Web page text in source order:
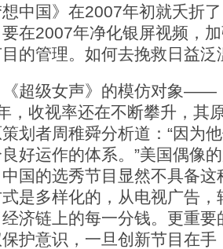
想中国》在2007年初就夭折
在2007年净化银屏视频，
的管理。如何去挽救日益泛
级女声》的模仿对象——
，收视率还在不断攀升，其
划者周稚舜分析道：“因为
好运作的体系。”美国偶像
国的选秀节目显然不具备
是多样化的，从电视广告
济链上的每一分钱。更重
护意识，一旦创新节目在